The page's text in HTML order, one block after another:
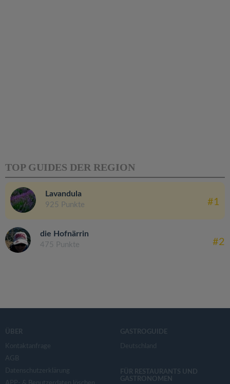
TOP GUIDES DER REGION
Lavandula
925 Punkte #1
die Hofnärrin
475 Punkte #2
ÜBER
Kontaktanfrage
AGB
Datenschutzerklärung
GASTROGUIDE
Deutschland
FÜR RESTAURANTS UND
GASTRONOMEN